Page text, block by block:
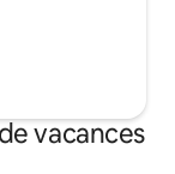
vacances